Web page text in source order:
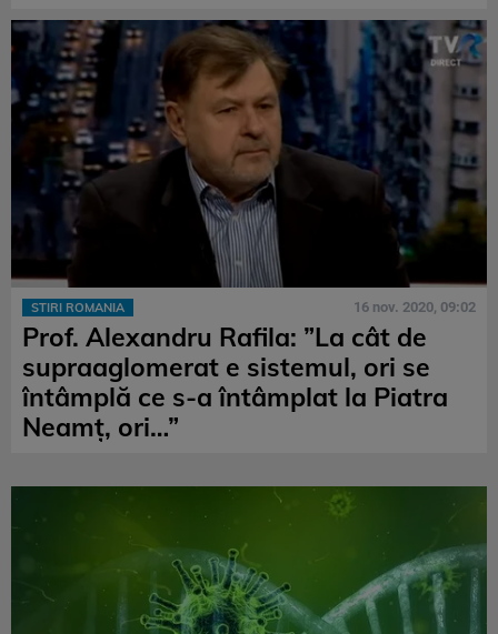
STIRI ROMANIA 16 nov. 2020, 09:02
Prof. Alexandru Rafila: ”La cât de
supraaglomerat e sistemul, ori se
întâmplă ce s-a întâmplat la Piatra
Neamţ, ori…”